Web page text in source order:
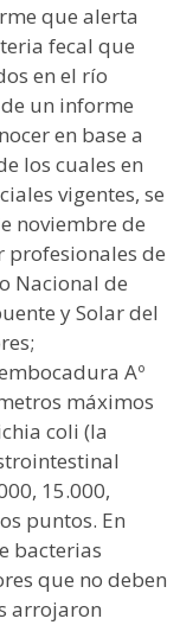
que alerta
fecal que
en el río
un informe
en base a
los cuales en
vigentes, se
noviembre de
profesionales de
Nacional de
y Solar del
Aº
máximos
coli (la
15.000,
puntos. En
bacterias
que no deben
arrojaron